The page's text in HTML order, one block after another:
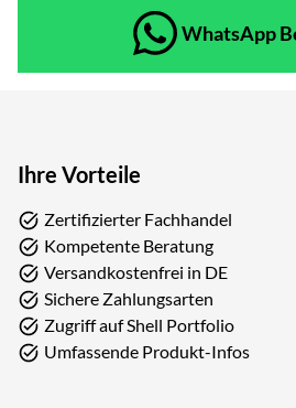
WhatsApp
Ihre Vorteile
Zertifizierter Fachhandel
Kompetente Beratung
Versandkostenfrei in DE
Sichere Zahlungsarten
Zugriff auf Shell Portfolio
Umfassende Produkt-Infos